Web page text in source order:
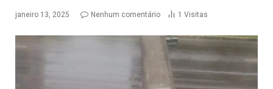
janeiro 13, 2025 Nenhum comentário 1 Visitas